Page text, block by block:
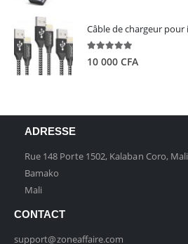
5.00out of 5
10 000 CFA
ADRESSE
Rue 148 Porte 1502, Kalaban Coro, Mali
Bamako
Mali
CONTACT
support@zoneaffaire.com